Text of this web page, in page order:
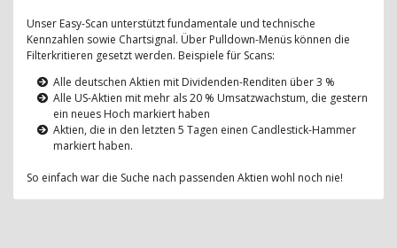
Unser Easy-Scan unterstützt fundamentale und technische
Kennzahlen sowie Chartsignal. Über Pulldown-Menüs können die
Filterkritieren gesetzt werden. Beispiele für Scans:
Alle deutschen Aktien mit Dividenden-Renditen über 3 %
Alle US-Aktien mit mehr als 20 % Umsatzwachstum, die gestern
ein neues Hoch markiert haben
Aktien, die in den letzten 5 Tagen einen Candlestick-Hammer
markiert haben.
So einfach war die Suche nach passenden Aktien wohl noch nie!